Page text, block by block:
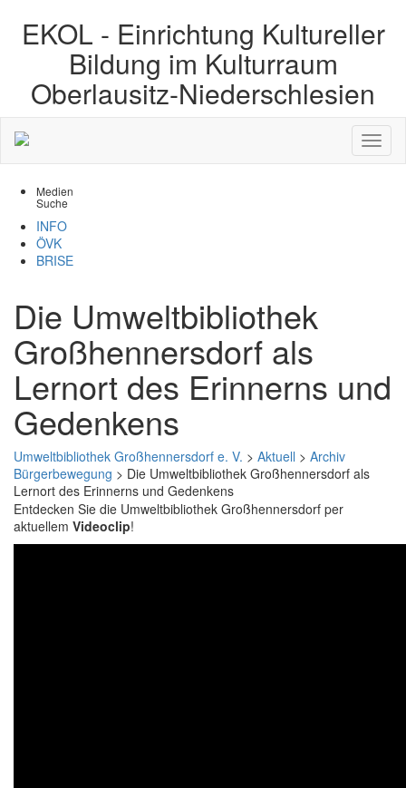
EKOL - Einrichtung Kultureller
Bildung im Kulturraum
Oberlausitz-Niederschlesien
Medien
Suche
INFO
ÖVK
BRISE
Die Umweltbibliothek
Großhennersdorf als
Lernort des Erinnerns und
Gedenkens
Umweltbibliothek Großhennersdorf e. V. > Aktuell > Archiv
Bürgerbewegung > Die Umweltbibliothek Großhennersdorf als
Lernort des Erinnerns und Gedenkens
Entdecken Sie die Umweltbibliothek Großhennersdorf per
aktuellem Videoclip!